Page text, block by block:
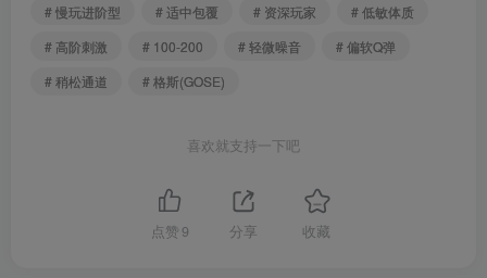
# 慢玩进阶型
# 适中包覆 # 资深玩家
# 低敏体质
# 高阶刺激
# 100-200 # 轻微噪音
# 偏软Q弹
# 稍松通道
# 格斯(GOSE)
喜欢就支持一下吧
点赞 9 分享 收藏